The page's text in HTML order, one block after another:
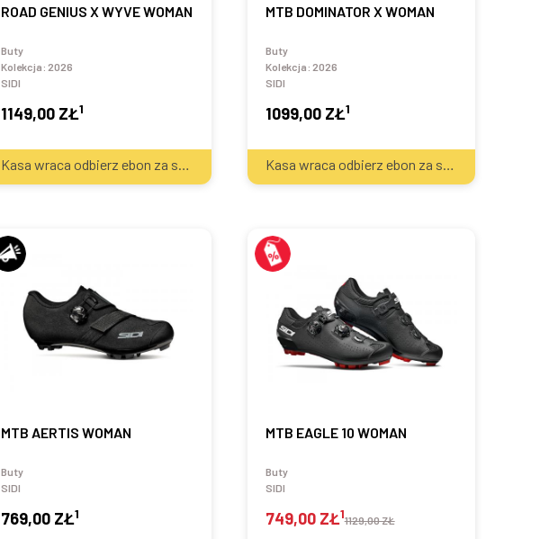
ROAD GENIUS X WYVE WOMAN
Buty
Kolekcja: 2026
SIDI
1149,00 ZŁ1
Kasa wraca odbierz ebon za sprzęt
MTB DOMINATOR X WOMAN
Buty
Kolekcja: 2026
SIDI
1099,00 ZŁ1
Kasa wraca odbierz ebon za sprzęt
MTB AERTIS WOMAN
Buty
SIDI
769,00 ZŁ1
MTB EAGLE 10 WOMAN
Buty
SIDI
749,00 ZŁ11129,00 ZŁ